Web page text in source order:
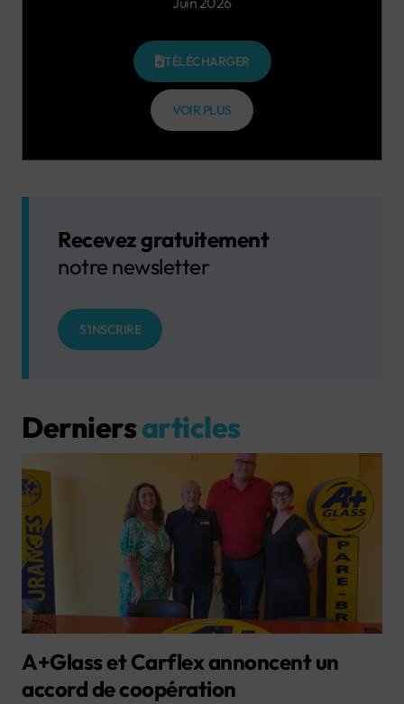
TÉLÉCHARGER
VOIR PLUS
Recevez gratuitement
notre newsletter
S'INSCRIRE
Derniersarticles
A+Glass et Carflex annoncent un
accord de coopération